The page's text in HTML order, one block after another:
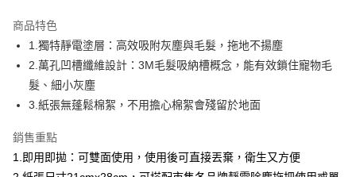
LINE Pay
Apple Pay
街口支付
悠遊付
Google Pay
商品特色
1.獨特靜電塗層：高效吸附灰塵與毛髮，拖地不揚塵
2.萬孔凹槽纖維設計：3M毛髮吸納槽概念，能有效鎖住寵物毛
髮、細小灰塵
3.紙張無蓬鬆棉絮，不用擔心棉絮會殘留於地面
銷售重點
1.即用即拋：可雙面使用，使用後可直接丟棄，衛生又方便